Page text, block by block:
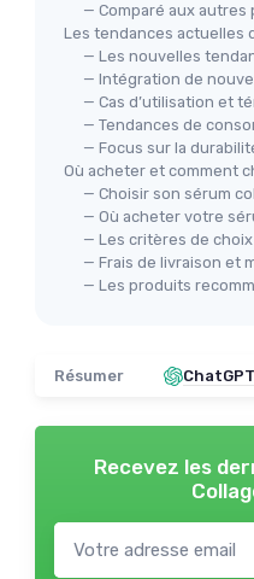
— Comparé aux
Les tendances actuelles
— Les nouvelles
— Intégration de
— Cas d’utilisation et
— Tendances de
— Focus sur la
Où acheter et comment
— Choisir son sérum
— Où acheter votre
— Les critères de
— Frais de livraison et
— Les produits
Résumer ChatGPT
Recevez les